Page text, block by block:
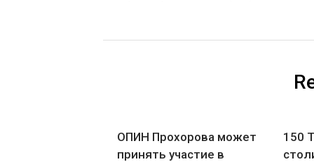
ОПИН Прохорова может
принять участие в
150